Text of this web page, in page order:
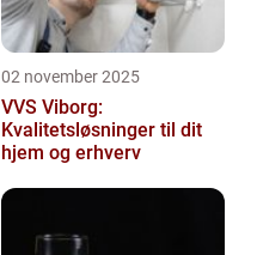
02 november 2025
VVS Viborg:
Kvalitetsløsninger til dit
hjem og erhverv